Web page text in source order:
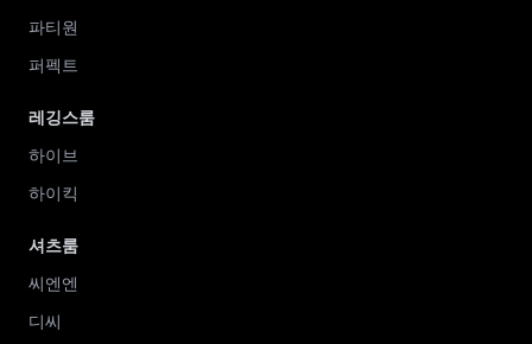
파티원
퍼펙트
레깅스룸
하이브
하이킥
셔츠룸
씨엔엔
디씨